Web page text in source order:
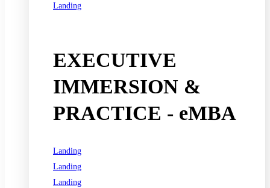
Landing
EXECUTIVE
IMMERSION &
PRACTICE - eMBA
Landing
Landing
Landing